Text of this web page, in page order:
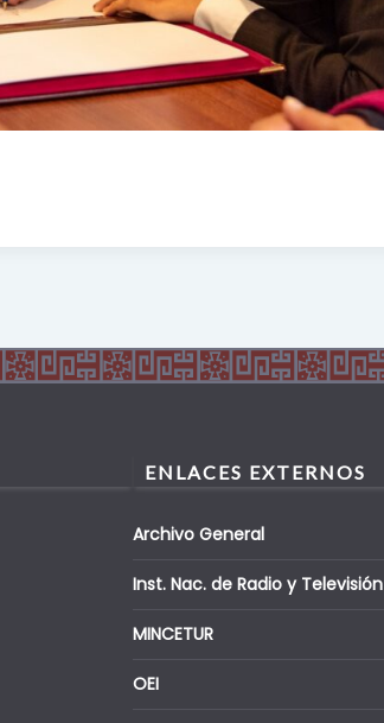
ENLACES EXTERNOS
Archivo General
Inst. Nac. de Radio y Televisión
MINCETUR
OEI